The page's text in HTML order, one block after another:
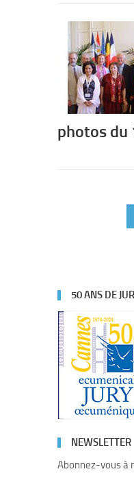
photos du
50 ANS DE
NEWSLETTER
Abonnez-vous à